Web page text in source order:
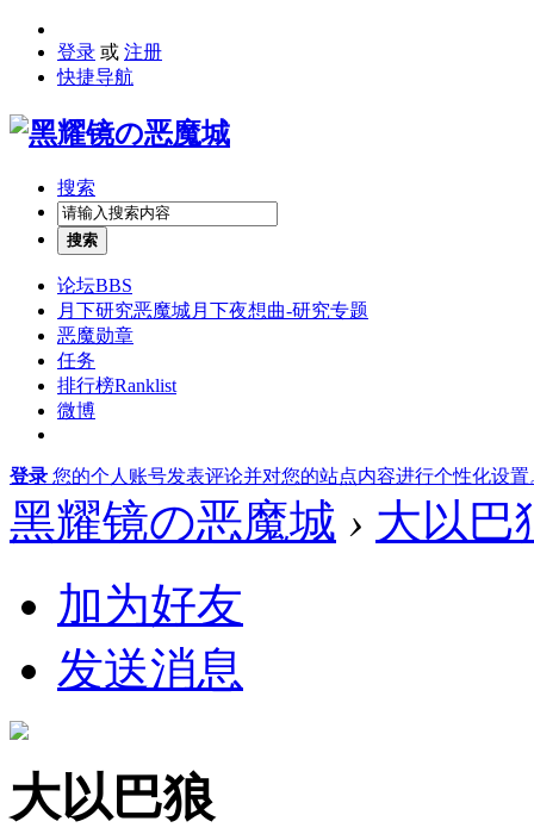
登录 或 注册
快捷导航
搜索
搜索
论坛BBS
月下研究恶魔城月下夜想曲-研究专题
恶魔勋章
任务
排行榜Ranklist
微博
登录 您的个人账号发表评论并对您的站点内容进行个性化设置
黑耀镜の恶魔城 › 大以巴
加为好友
发送消息
大以巴狼